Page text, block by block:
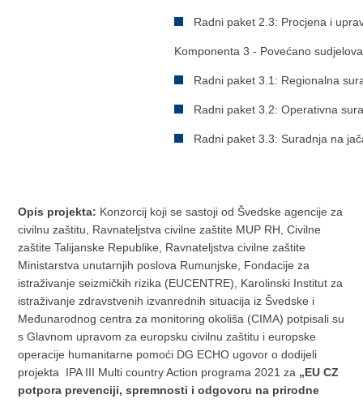
Radni paket 2.3: Procjena i
Komponenta 3 - Povećano
Radni paket 3.1: Regionalna
Radni paket 3.2: Operativna
Radni paket 3.3: Suradnja na
Opis projekta: Konzorcij koji se sastoji od Švedske agencije za
civilnu zaštitu, Ravnateljstva civilne zaštite MUP RH, Civilne
zaštite Talijanske Republike, Ravnateljstva civilne zaštite
Ministarstva unutarnjih poslova Rumunjske, Fondacije za
istraživanje seizmičkih rizika (EUCENTRE), Karolinski Institut za
istraživanje zdravstvenih izvanrednih situacija iz Švedske i
Međunarodnog centra za monitoring okoliša (CIMA) potpisali su
s Glavnom upravom za europsku civilnu zaštitu i europske
operacije humanitarne pomoći DG ECHO ugovor o dodijeli
projekta IPA III Multi country Action programa 2021 za „EU CZ
potpora prevenciji, spremnosti i odgovoru na prirodne